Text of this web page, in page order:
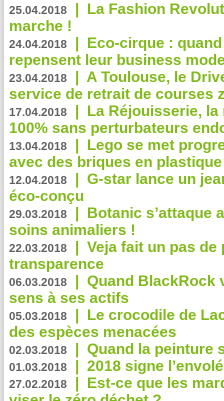
25.04.2018 | La Fashion
marche !
24.04.2018 | Eco-cirque :
repensent leur business
23.04.2018 | A Toulouse, le
service de retrait de courses
17.04.2018 | La Réjouisserie,
100% sans perturbateurs
13.04.2018 | Lego se met
avec des briques en
12.04.2018 | G-star lance un
éco-conçu
29.03.2018 | Botanic s’attaque
soins animaliers !
22.03.2018 | Veja fait un pas de
transparence
06.03.2018 | Quand BlackRock
sens à ses actifs
05.03.2018 | Le crocodile de
des espèces menacées
02.03.2018 | Quand la peinture
01.03.2018 | 2018 signe
27.02.2018 | Est-ce que les